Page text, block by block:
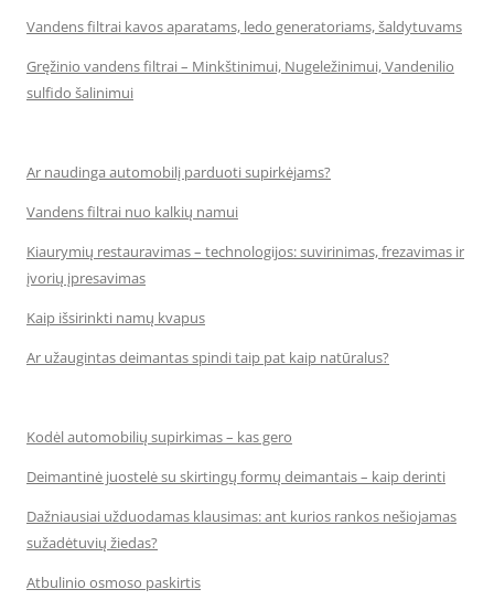
Vandens filtrai kavos aparatams, ledo generatoriams, šaldytuvams
Gręžinio vandens filtrai – Minkštinimui, Nugeležinimui, Vandenilio
sulfido šalinimui
Ar naudinga automobilį parduoti supirkėjams?
Vandens filtrai nuo kalkių namui
Kiaurymių restauravimas – technologijos: suvirinimas, frezavimas ir
įvorių įpresavimas
Kaip išsirinkti namų kvapus
Ar užaugintas deimantas spindi taip pat kaip natūralus?
Kodėl automobilių supirkimas – kas gero
Deimantinė juostelė su skirtingų formų deimantais – kaip derinti
Dažniausiai užduodamas klausimas: ant kurios rankos nešiojamas
sužadėtuvių žiedas?
Atbulinio osmoso paskirtis